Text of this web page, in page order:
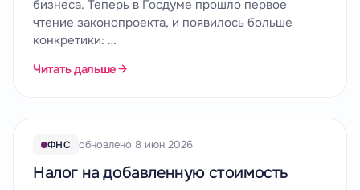
бизнеса. Теперь в Госдуме прошло первое
чтение законопроекта, и появилось больше
конкретики: …
Читать дальше
ФНС обновлено 8 июн 2026
Налог на добавленную стоимость